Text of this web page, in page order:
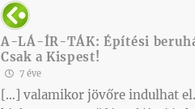
A-LÁ-ÍR-TÁK: Építési
Csak a Kispest!
7 éve
[…] valamikor jövőre indulhat